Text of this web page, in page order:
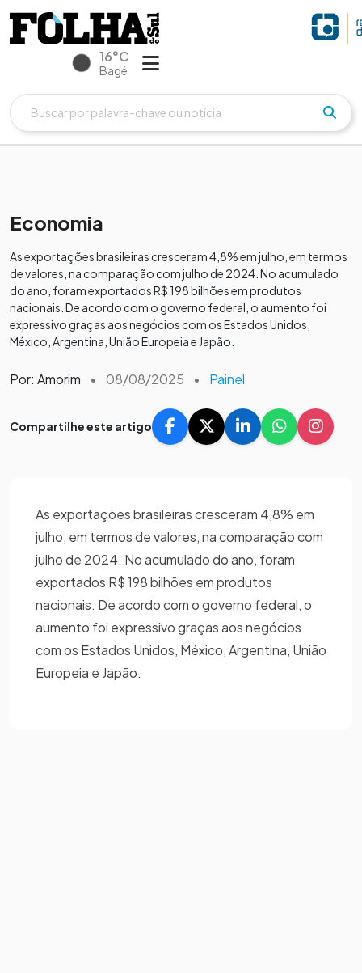
16°C
Bagé
Economia
As exportações brasileiras cresceram 4,8% em julho, em termos
de valores, na comparação com julho de 2024. No acumulado
do ano, foram exportados R$ 198 bilhões em produtos
nacionais. De acordo com o governo federal, o aumento foi
expressivo graças aos negócios com os Estados Unidos,
México, Argentina, União Europeia e Japão.
Por: Amorim • 08/08/2025 • Painel
Compartilhe este artigo
As exportações brasileiras cresceram 4,8% em
julho, em termos de valores, na comparação com
julho de 2024. No acumulado do ano, foram
exportados R$ 198 bilhões em produtos
nacionais. De acordo com o governo federal, o
aumento foi expressivo graças aos negócios
com os Estados Unidos, México, Argentina, União
Europeia e Japão.